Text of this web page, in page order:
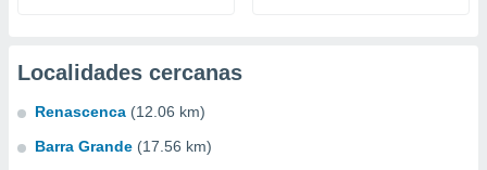
Localidades cercanas
Renascenca (12.06 km)
Barra Grande (17.56 km)